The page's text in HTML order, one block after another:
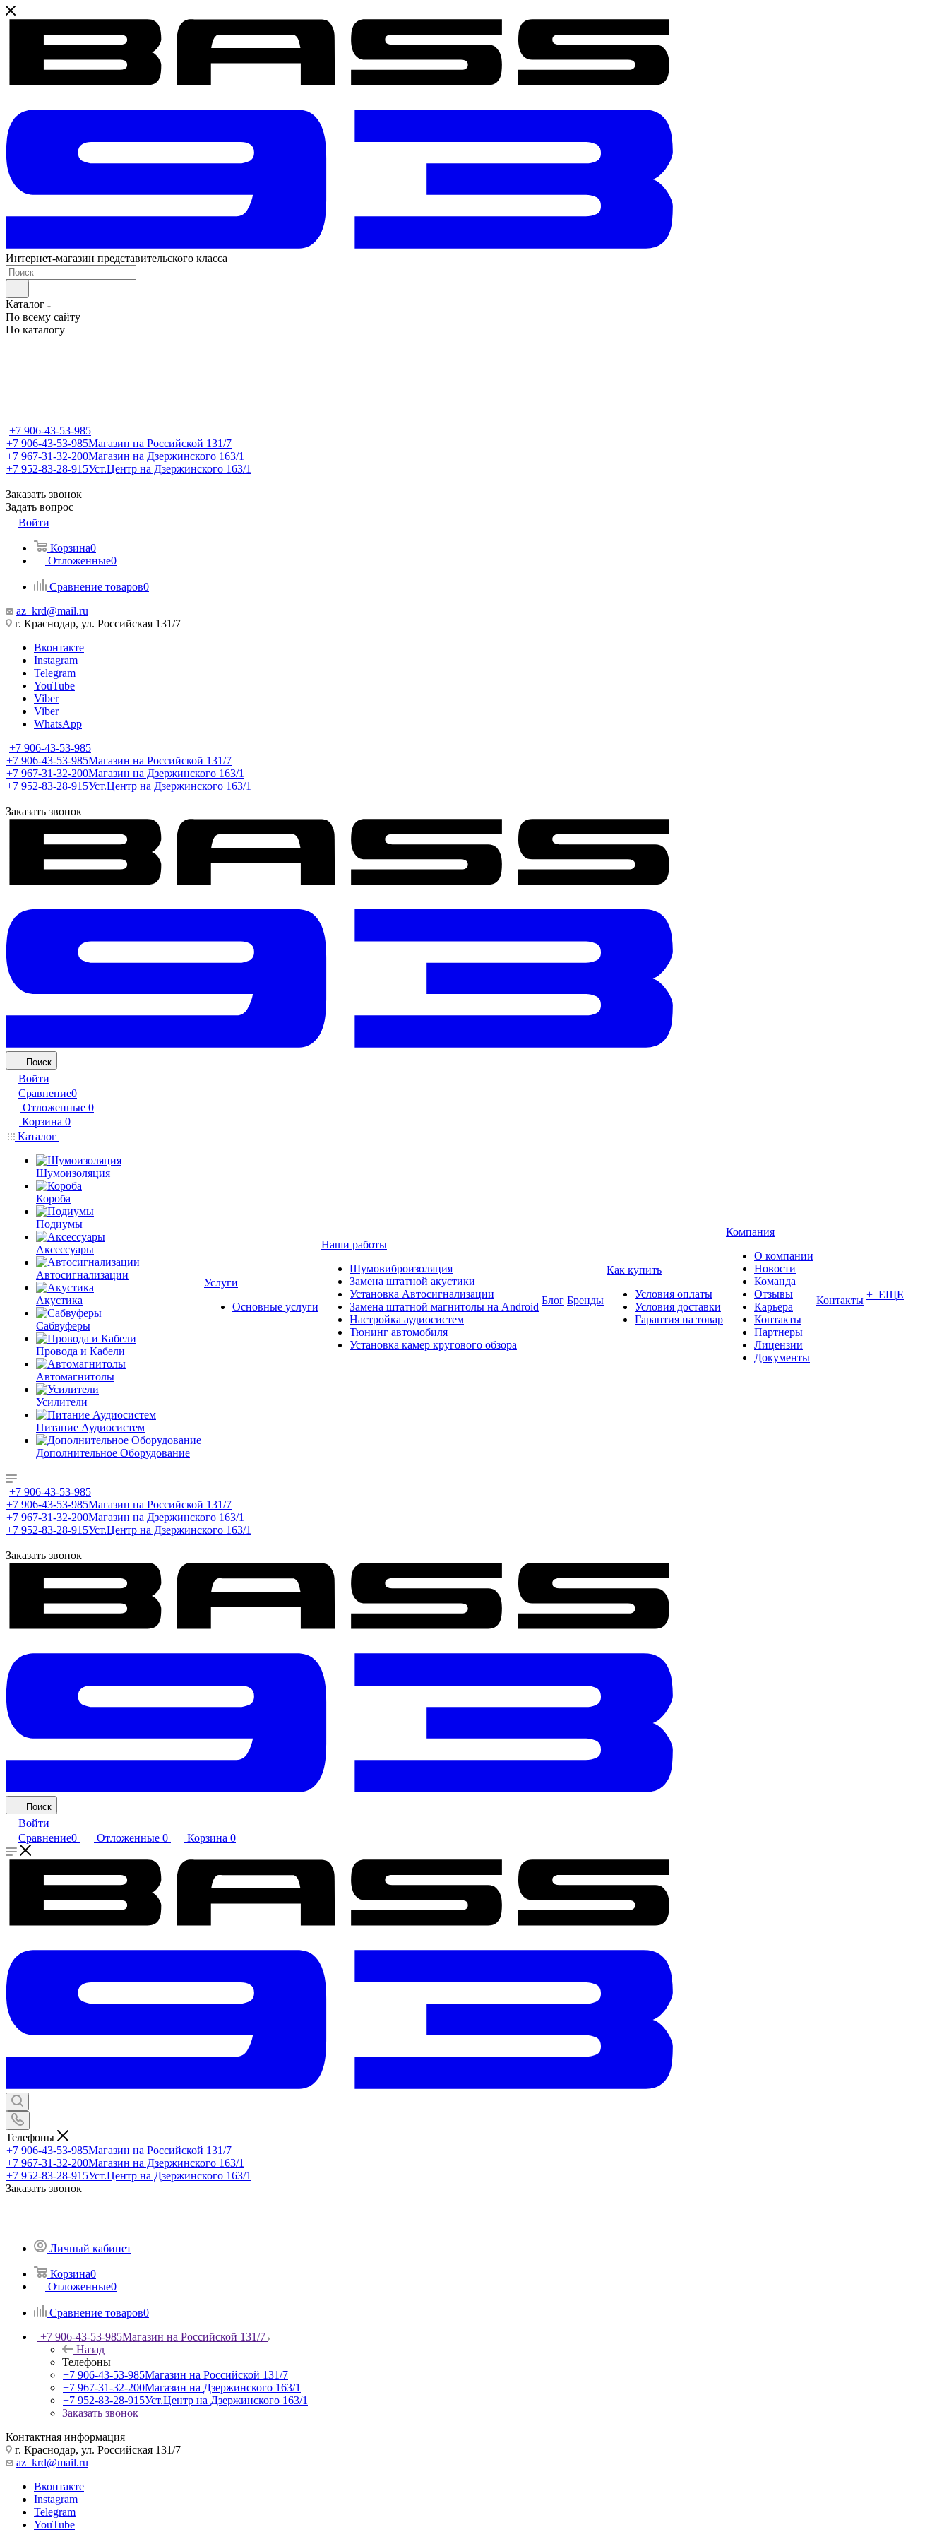
Интернет-магазин представительского класса
Каталог
По всему сайту
По каталогу
+7 906-43-53-985
+7 906-43-53-985Магазин на Российской 131/7
+7 967-31-32-200Магазин на Дзержинского 163/1
+7 952-83-28-915Уст.Центр на Дзержинского 163/1
Заказать звонок
Задать вопрос
Войти
Корзина0
Отложенные0
Сравнение товаров0
az_krd@mail.ru
г. Краснодар, ул. Российская 131/7
Вконтакте
Instagram
Telegram
YouTube
Viber
Viber
WhatsApp
+7 906-43-53-985
+7 906-43-53-985Магазин на Российской 131/7
+7 967-31-32-200Магазин на Дзержинского 163/1
+7 952-83-28-915Уст.Центр на Дзержинского 163/1
Заказать звонок
Поиск
Войти
Сравнение0
Отложенные 0
Корзина 0
Каталог
Шумоизоляция
Короба
Подиумы
Аксессуары
Автосигнализации
Акустика
Сабвуферы
Провода и Кабели
Автомагнитолы
Усилители
Питание Аудиосистем
Дополнительное Оборудование
Услуги
Основные услуги
Наши работы
Шумовиброизоляция
Замена штатной акустики
Установка Автосигнализации
Замена штатной магнитолы на Android
Настройка аудиосистем
Тюнинг автомобиля
Установка камер кругового обзора
Блог Бренды
Как купить
Условия оплаты
Условия доставки
Гарантия на товар
Компания
О компании
Новости
Команда
Отзывы
Карьера
Контакты
Партнеры
Лицензии
Документы
Контакты + ЕЩЕ
+7 906-43-53-985
+7 906-43-53-985Магазин на Российской 131/7
+7 967-31-32-200Магазин на Дзержинского 163/1
+7 952-83-28-915Уст.Центр на Дзержинского 163/1
Заказать звонок
Поиск
Войти
Сравнение0 Отложенные 0 Корзина 0
Телефоны
+7 906-43-53-985Магазин на Российской 131/7
+7 967-31-32-200Магазин на Дзержинского 163/1
+7 952-83-28-915Уст.Центр на Дзержинского 163/1
Заказать звонок
Личный кабинет
Корзина0
Отложенные0
Сравнение товаров0
+7 906-43-53-985Магазин на Российской 131/7
Назад
Телефоны
+7 906-43-53-985Магазин на Российской 131/7
+7 967-31-32-200Магазин на Дзержинского 163/1
+7 952-83-28-915Уст.Центр на Дзержинского 163/1
Заказать звонок
Контактная информация
г. Краснодар, ул. Российская 131/7
az_krd@mail.ru
Вконтакте
Instagram
Telegram
YouTube